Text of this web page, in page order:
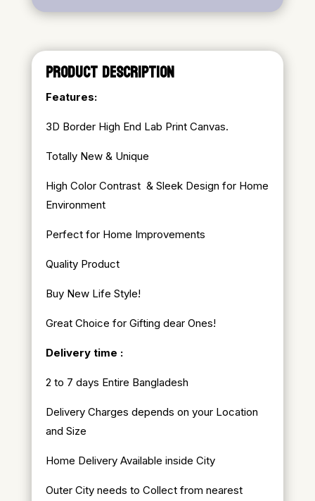
PRODUCT DESCRIPTION
Features:
3D Border High End Lab Print Canvas.
Totally New & Unique
High Color Contrast & Sleek Design for Home
Environment
Perfect for Home Improvements
Quality Product
Buy New Life Style!
Great Choice for Gifting dear Ones!
Delivery time :
2 to 7 days Entire Bangladesh
Delivery Charges depends on your Location
and Size
Home Delivery Available inside City
Outer City needs to Collect from nearest